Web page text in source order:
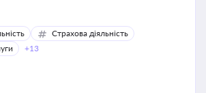
Страхова діяльність
+13